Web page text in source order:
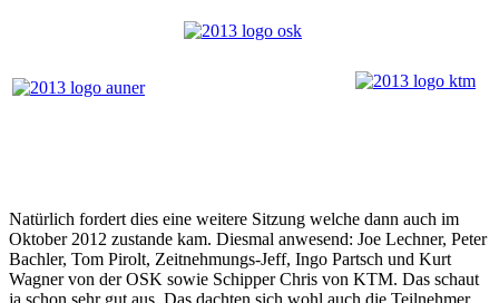
Natürlich fordert dies eine weitere Sitzung welche dann auch im
Oktober 2012 zustande kam. Diesmal anwesend: Joe Lechner, Peter
Bachler, Tom Pirolt, Zeitnehmungs-Jeff, Ingo Partsch und Kurt
Wagner von der OSK sowie Schipper Chris von KTM. Das schaut
ja schon sehr gut aus. Das dachten sich wohl auch die Teilnehmer